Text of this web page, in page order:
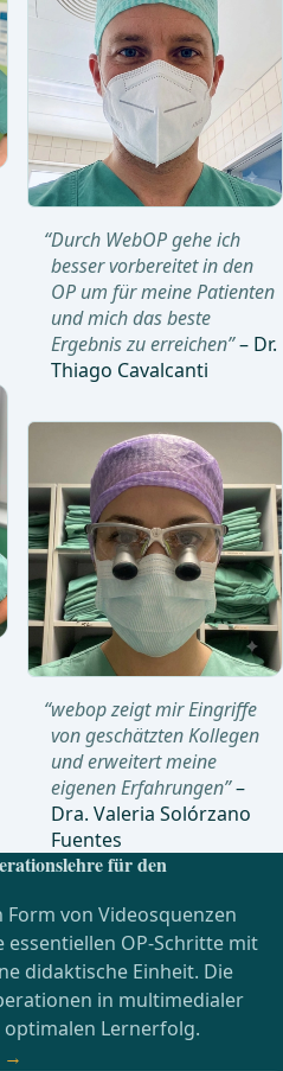
“Durch WebOP gehe ich
besser vorbereitet in den
OP um für meine Patienten
und mich das beste
Ergebnis zu erreichen”– Dr.
Thiago Cavalcanti
“webop zeigt mir Eingriffe
von geschätzten Kollegen
und erweitert meine
eigenen Erfahrungen”–
Dra. Valeria Solórzano
Fuentes
für den
von Videosquenzen
essentiellen OP-Schritte mit
didaktische Einheit. Die
in multimedialer
Lernerfolg.